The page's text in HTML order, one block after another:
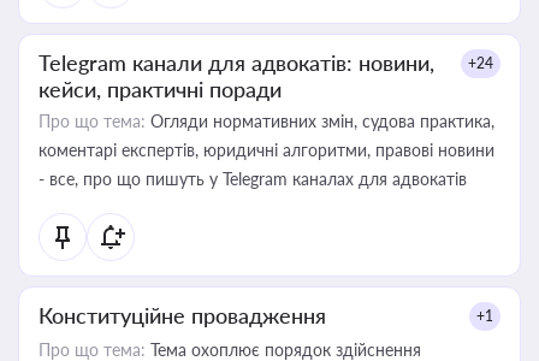
Telegram канали для адвокатів: новини,
кейси, практичні поради
+24
Про що тема: Огляди нормативних змін, судова практика,
коментарі експертів, юридичні алгоритми, правові новини
- все, про що пишуть у Telegram каналах для адвокатів
Конституційне провадження +1
Про що тема: Тема охоплює порядок здійснення